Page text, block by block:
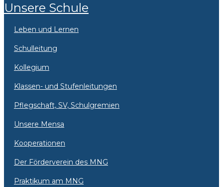
Unsere Schule
Leben und Lernen
Schulleitung
Kollegium
Klassen- und Stufenleitungen
Pflegschaft, SV, Schulgremien
Unsere Mensa
Kooperationen
Der Förderverein des MNG
Praktikum am MNG